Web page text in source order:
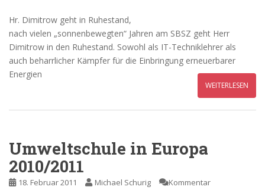
Hr. Dimitrow geht in Ruhestand,
nach vielen „sonnenbewegten“ Jahren am SBSZ geht Herr
Dimitrow in den Ruhestand. Sowohl als IT-Techniklehrer als
auch beharrlicher Kämpfer für die Einbringung erneuerbarer
Energien
WEITERLESEN
Umweltschule in Europa
2010/2011
18. Februar 2011 Michael Schurig
Kommentar